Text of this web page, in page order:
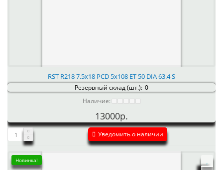
RST R218 7.5x18 PCD 5x108 ET 50 DIA 63.4 S
Резервный склад (шт.): 0
Наличие:
13000р.
Уведомить о наличии
Новинка!